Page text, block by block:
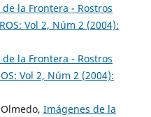
la Frontera - Rostros
Vol 2, Núm 2 (2004):
la Frontera - Rostros
Vol 2, Núm 2 (2004):
Imágenes de la